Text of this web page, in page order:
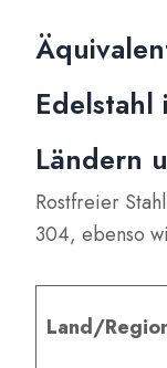
Edelstahl
Ländern
Rostfreier
304, ebenso
Land/